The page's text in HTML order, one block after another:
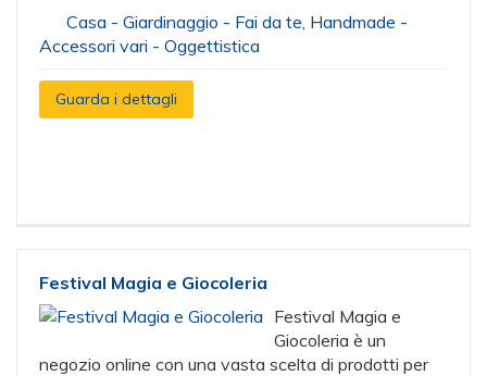
Casa - Giardinaggio - Fai da te, Handmade -
Accessori vari - Oggettistica
Guarda i dettagli
Festival Magia e Giocoleria
Festival Magia e
Giocoleria è un
negozio online con una vasta scelta di prodotti per